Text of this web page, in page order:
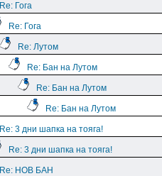
Re: Гога
Re: Гога
Re: Лутом
Re: Бан на Лутом
Re: Бан на Лутом
Re: Бан на Лутом
Re: 3 дни шапка на тояга!
Re: 3 дни шапка на тояга!
Re: НОВ БАН